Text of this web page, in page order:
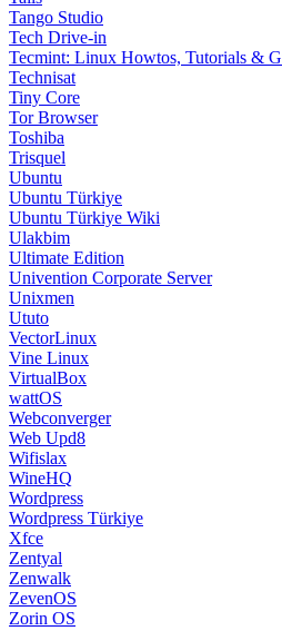
Tango Studio
Tech Drive-in
Tecmint: Linux Howtos, Tutorials &
Technisat
Tiny Core
Tor Browser
Toshiba
Trisquel
Ubuntu
Ubuntu Türkiye
Ubuntu Türkiye Wiki
Ulakbim
Ultimate Edition
Univention Corporate Server
Unixmen
Ututo
VectorLinux
Vine Linux
VirtualBox
wattOS
Webconverger
Web Upd8
Wifislax
WineHQ
Wordpress
Wordpress Türkiye
Xfce
Zentyal
Zenwalk
ZevenOS
Zorin OS